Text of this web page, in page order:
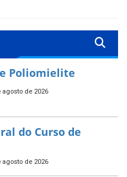
Poliomielite
de 2026
do Curso de
de 2026